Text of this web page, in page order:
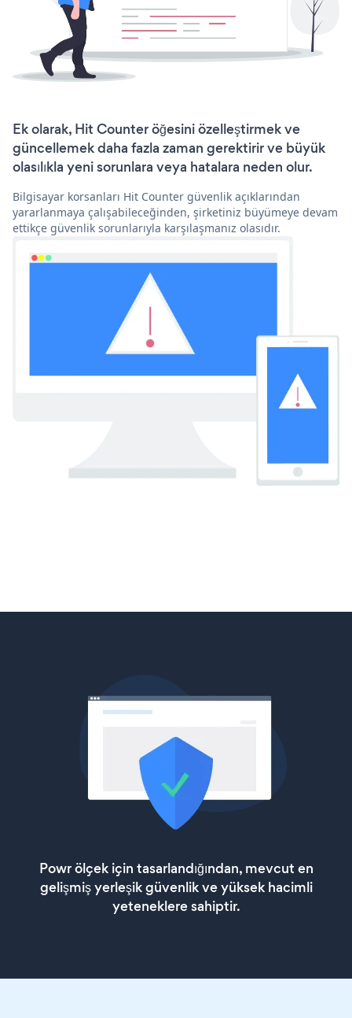
Ek olarak, Hit Counter öğesini özelleştirmek ve
güncellemek daha fazla zaman gerektirir ve büyük
olasılıkla yeni sorunlara veya hatalara neden olur.
Bilgisayar korsanları Hit Counter güvenlik açıklarından
yararlanmaya çalışabileceğinden, şirketiniz büyümeye devam
ettikçe güvenlik sorunlarıyla karşılaşmanız olasıdır.
Powr ölçek için tasarlandığından, mevcut en
gelişmiş yerleşik güvenlik ve yüksek hacimli
yeteneklere sahiptir.